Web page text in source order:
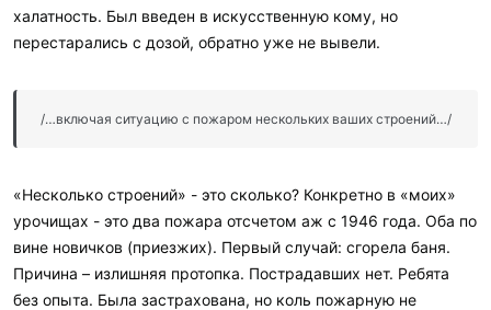
халатность. Был введен в искусственную кому, но
перестарались с дозой, обратно уже не вывели.
/…включая ситуацию с пожаром нескольких ваших строений…/
«Несколько строений» - это сколько? Конкретно в «моих»
урочищах - это два пожара отсчетом аж с 1946 года. Оба по
вине новичков (приезжих). Первый случай: сгорела баня.
Причина – излишняя протопка. Пострадавших нет. Ребята
без опыта. Была застрахована, но коль пожарную не